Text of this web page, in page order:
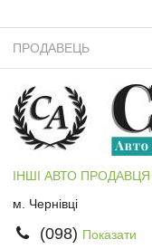
ПРОДАВЕЦЬ
ІНШІ АВТО ПРОДАВЦЯ
м. Чернівці
(098) Показати